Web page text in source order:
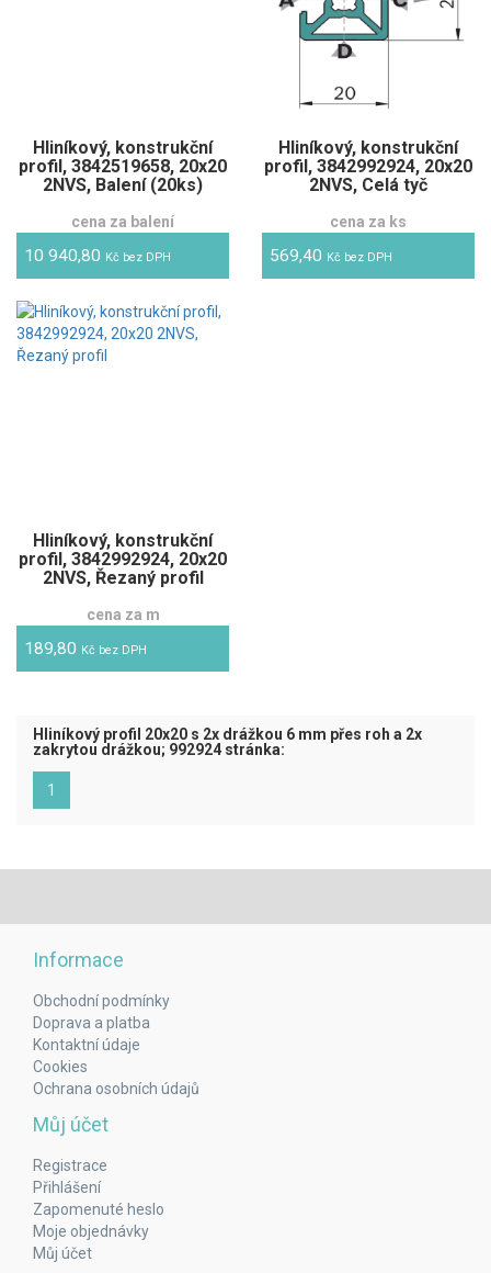
Hliníkový, konstrukční
profil, 3842519658, 20x20
2NVS, Balení (20ks)
cena za balení
10 940,80 Kč bez DPH
Hliníkový, konstrukční
profil, 3842992924, 20x20
2NVS, Celá tyč
cena za ks
569,40 Kč bez DPH
Hliníkový, konstrukční
profil, 3842992924, 20x20
2NVS, Řezaný profil
cena za m
189,80 Kč bez DPH
Hliníkový profil 20x20 s 2x drážkou 6 mm přes roh a 2x
zakrytou drážkou; 992924 stránka:
1
Informace
Obchodní podmínky
Doprava a platba
Kontaktní údaje
Cookies
Ochrana osobních údajů
Můj účet
Registrace
Přihlášení
Zapomenuté heslo
Moje objednávky
Můj účet